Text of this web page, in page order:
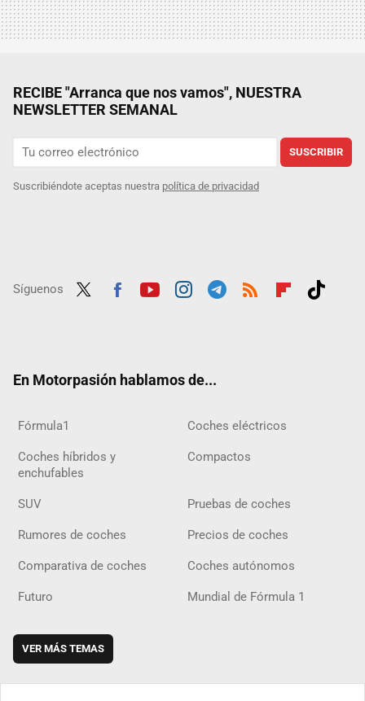
RECIBE "Arranca que nos vamos", NUESTRA
NEWSLETTER SEMANAL
SUSCRIBIR
Suscribiéndote aceptas nuestra política de privacidad
Síguenos
En Motorpasión hablamos de...
Fórmula1 Coches eléctricos
Coches híbridos y
enchufables
Compactos
SUV Pruebas de coches
Rumores de coches Precios de coches
Comparativa de coches Coches autónomos
Futuro Mundial de Fórmula 1
VER MÁS TEMAS